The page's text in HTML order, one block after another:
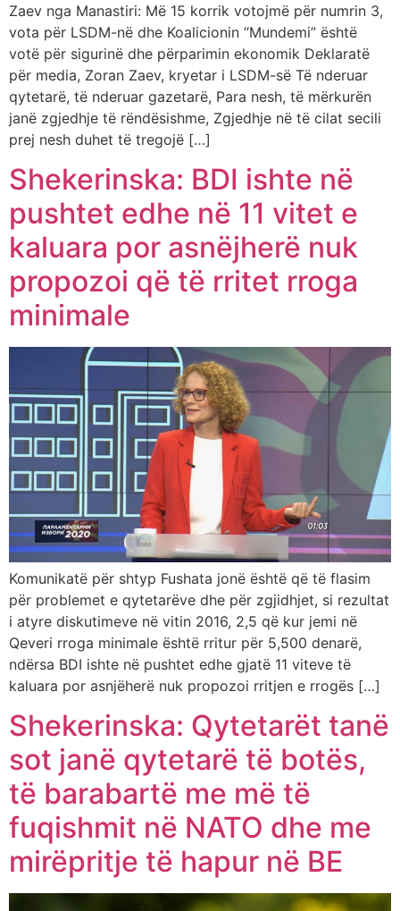
Zaev nga Manastiri: Më 15 korrik votojmë për numrin 3,
vota për LSDM-në dhe Koalicionin “Mundemi” është
votë për sigurinë dhe përparimin ekonomik Deklaratë
për media, Zoran Zaev, kryetar i LSDM-së Të nderuar
qytetarë, të nderuar gazetarë, Para nesh, të mërkurën
janë zgjedhje të rëndësishme, Zgjedhje në të cilat secili
prej nesh duhet të tregojë […]
Shekerinska: BDI ishte në
pushtet edhe në 11 vitet e
kaluara por asnëjherë nuk
propozoi që të rritet rroga
minimale
Komunikatë për shtyp Fushata jonë është që të flasim
për problemet e qytetarëve dhe për zgjidhjet, si rezultat
i atyre diskutimeve në vitin 2016, 2,5 që kur jemi në
Qeveri rroga minimale është rritur për 5,500 denarë,
ndërsa BDI ishte në pushtet edhe gjatë 11 viteve të
kaluara por asnjëherë nuk propozoi rritjen e rrogës […]
Shekerinska: Qytetarët tanë
sot janë qytetarë të botës,
të barabartë me më të
fuqishmit në NATO dhe me
mirëpritje të hapur në BE